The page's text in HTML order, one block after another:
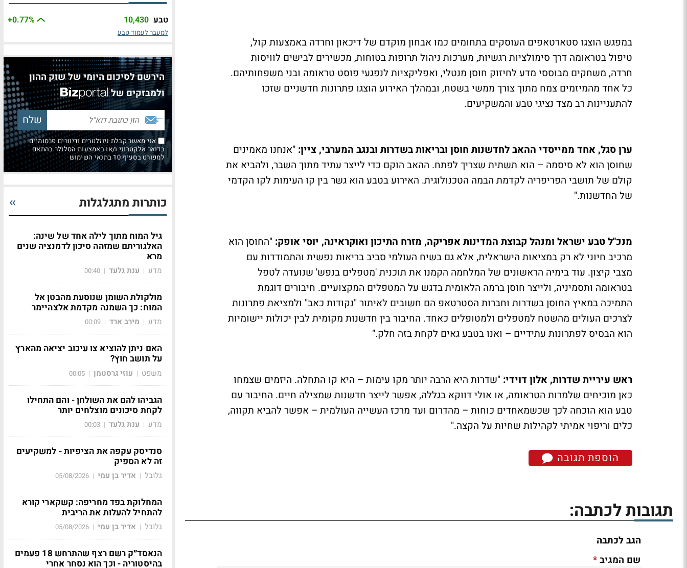
במפגש הוצגו סטארטאפים העוסקים בתחומים כמו אבחון מוקדם של דיכאון וחרדה באמצעות קול,
טיפול בטראומה דרך סימולציות רגשיות, מערכות ניהול תרופות בטוחות, מכשירים לבישים לוויסות
חרדה, משחקים מבוססי מדע לחיזוק חוסן מנטלי, ואפליקציות לנפגעי פוסט טראומה ובני משפחותיהם.
כל אחד מהמיזמים צמח מתוך צורך ממשי בשטח, ובמהלך האירוע הוצגו פתרונות חדשניים שזכו
להתעניינות רב מצד נציגי טבע והמשקיעים.
ערן סגל, אחד ממייסדי ההאב לחדשנות חוסן ובריאות בשדרות ובנגב המערבי, ציין: "אנחנו מאמינים
שחוסן הוא לא סיסמה – הוא תשתית שצריך לפתח. ההאב הוקם כדי לייצר עתיד מתוך השבר, ולהביא את
קולם של תושבי הפריפריה לקדמת הבמה הטכנולוגית. האירוע בטבע הוא גשר בין קו העימות לקו הקדמי
של החדשנות."
מנכ"ל טבע ישראל ומנהל קבוצת המדינות אפריקה, מזרח התיכון ואוקראינה, יוסי אופק: "החוסן הוא
מרכיב חיוני לא רק במציאות הישראלית, אלא גם בשיח העולמי סביב בריאות נפשית והתמודדות עם
מצבי קיצון. עוד בימיה הראשונים של המלחמה הקמנו את תוכנית 'מטפלים בנפש' שנועדה לטפל
בטראומה ותסמיניה, ולייצר חוסן ברמה הלאומית בדגש על המטפלים המקצועיים. חיבורים דוגמת
התמיכה במאיץ החוסן בשדרות וחברות הסטרטאפ הם חשובים לאיתור "נקודות כאב" ולמציאת פתרונות
לצרכים העולים מהשטח למטפלים ולמטופלים כאחד. החיבור בין חדשנות מקומית לבין יכולות יישומיות
הוא הבסיס לפתרונות עתידיים – ואנו בטבע גאים לקחת בזה חלק."
ראש עיריית שדרות, אלון דוידי: "שדרות היא הרבה יותר מקו עימות – היא קו התחלה. היזמים שצמחו
כאן מוכיחים שלמרות הטראומה, או אולי דווקא בגללה, אפשר לייצר חדשנות שמצילה חיים. החיבור עם
טבע הוא הוכחה לכך שכשמאחדים כוחות – מהדרום ועד מרכז העשייה העולמית – אפשר להביא תקווה,
כלים וריפוי אמיתי לקהילות שחיות על הקצה."
הוספת תגובה
תגובות לכתבה:
הגב לכתבה
שם המגיב*
טבע 10,430
+0.77%
למעבר לעמוד טבע
הירשם לסיכום היומי של שוק ההון
ולמבזקים של
אני מאשר קבלת ניוזלטרים ודיוורים פרסומיים
בדואר אלקטרוני ו/או באמצעות הסלולר בהתאם
למפורט בסעיף 10 בתנאי השימוש
כותרות מתגלגלות
גיל המוח מתוך לילה אחד של שינה:
האלגוריתם שמזהה סיכון לדמנציה שנים
מרא
מדע | ענת גלעד |
00:40
מולקולת השומן שנוסעת מהבטן אל
המוח: כך השמנה מקדמת אלצהיימר
מדע | מירב ארד |
00:09
האם ניתן להוציא צו עיכוב יציאה מהארץ
על תושב חוץ?
משפט | עוזי גרסטמן |
00:05
הגביהו להם את השולחן - והם התחילו
לקחת סיכונים מוצלחים יותר
מדע | ענת גלעד |
00:03
סנדיסק עקפה את הציפיות - למשקיעים
זה לא הספיק
גלובל | אדיר בן עמי |
05/08/2026
המחלוקת בפד מחריפה: קשקארי קורא
להתחיל להעלות את הריבית
גלובל | אדיר בן עמי |
05/08/2026
הנאסד״ק רשם רצף שהתרחש 18 פעמים
בהיסטוריה - וכך הוא נסחר אחרי